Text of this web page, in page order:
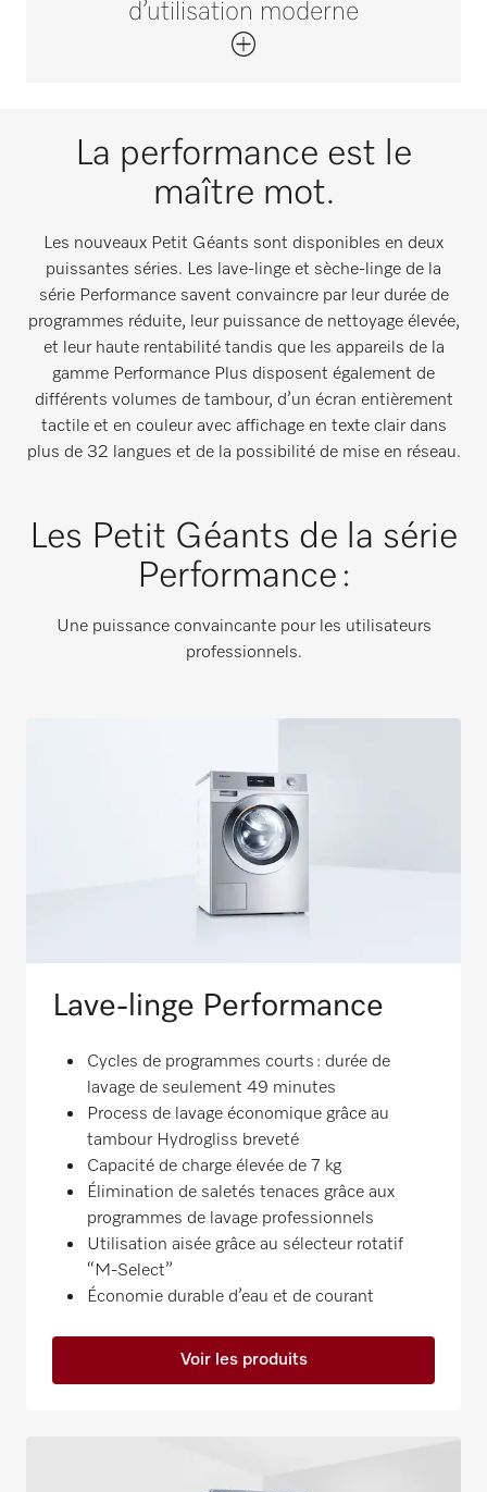
d’utilisation moderne
La performance est le
maître mot.
Les nouveaux Petit Géants sont disponibles en deux
puissantes séries. Les lave-linge et sèche-linge de la
série Performance savent convaincre par leur durée de
programmes réduite, leur puissance de nettoyage élevée,
et leur haute rentabilité tandis que les appareils de la
gamme Performance Plus disposent également de
différents volumes de tambour, d’un écran entièrement
tactile et en couleur avec affichage en texte clair dans
plus de 32 langues et de la possibilité de mise en réseau.
Les Petit Géants de la série
Performance :
Une puissance convaincante pour les utilisateurs
professionnels.
Lave-linge Performance
Cycles de programmes courts : durée de
lavage de seulement 49 minutes
Process de lavage économique grâce au
tambour Hydrogliss breveté
Capacité de charge élevée de 7 kg
Élimination de saletés tenaces grâce aux
programmes de lavage professionnels
Utilisation aisée grâce au sélecteur rotatif
“M-Select”
Économie durable d’eau et de courant
Voir les produits